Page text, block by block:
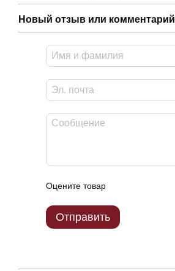
Новый отзыв или комментарий
Оцените товар
Отправить